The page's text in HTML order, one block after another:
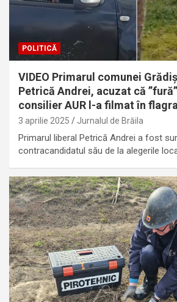
POLITICĂ
VIDEO Primarul comunei
Petrică Andrei, acuzat că
consilier AUR l-a filmat în
3 aprilie 2025 Jurnalul de Brăila
Primarul liberal Petrică Andrei a fost
contracandidatul său de la alegerile